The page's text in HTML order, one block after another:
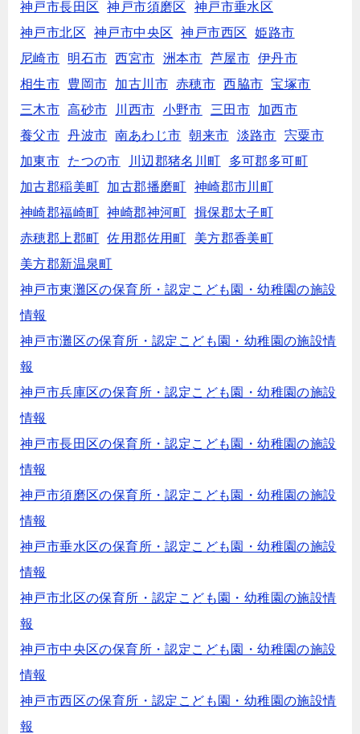
神戸市長田区
神戸市須磨区
神戸市垂水区
神戸市北区
神戸市中央区 神戸市西区
姫路市
尼崎市
明石市 西宮市 洲本市 芦屋市 伊丹市
相生市
豊岡市 加古川市 赤穂市 西脇市
宝塚市
三木市
高砂市 川西市 小野市 三田市
加西市
養父市
丹波市 南あわじ市 朝来市 淡路市
宍粟市
加東市
たつの市 川辺郡猪名川町
多可郡多可町
加古郡稲美町
加古郡播磨町
神崎郡市川町
神崎郡福崎町
神崎郡神河町
揖保郡太子町
赤穂郡上郡町
佐用郡佐用町
美方郡香美町
美方郡新温泉町
神戸市東灘区の保育所・認定こども園・幼稚園の施設
情報
神戸市灘区の保育所・認定こども園・幼稚園の施設情
報
神戸市兵庫区の保育所・認定こども園・幼稚園の施設
情報
神戸市長田区の保育所・認定こども園・幼稚園の施設
情報
神戸市須磨区の保育所・認定こども園・幼稚園の施設
情報
神戸市垂水区の保育所・認定こども園・幼稚園の施設
情報
神戸市北区の保育所・認定こども園・幼稚園の施設情
報
神戸市中央区の保育所・認定こども園・幼稚園の施設
情報
神戸市西区の保育所・認定こども園・幼稚園の施設情
報